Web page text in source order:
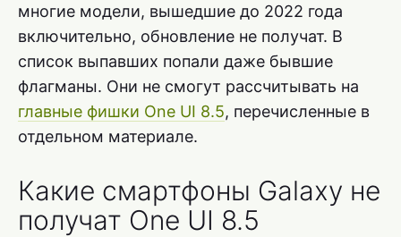
многие модели, вышедшие до 2022 года
включительно, обновление не получат. В
список выпавших попали даже бывшие
флагманы. Они не смогут рассчитывать на
главные фишки One UI 8.5, перечисленные в
отдельном материале.
Какие смартфоны Galaxy не
получат One UI 8.5